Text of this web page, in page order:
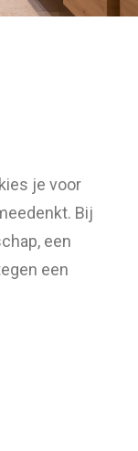
je voor
Bij
een
een